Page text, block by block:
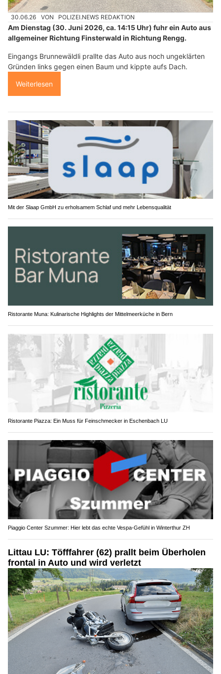
30.06.26 VON POLIZEI.NEWS REDAKTION
Am Dienstag (30. Juni 2026, ca. 14:15 Uhr) fuhr ein Auto aus
allgemeiner Richtung Finsterwald in Richtung Rengg.
Eingangs Brunnewäldli prallte das Auto aus noch ungeklärten
Gründen links gegen einen Baum und kippte aufs Dach.
Weiterlesen
Mit der Slaap GmbH zu erholsamem Schlaf und mehr Lebensqualität
Ristorante Muna: Kulinarische Highlights der Mittelmeerküche in Bern
Ristorante Piazza: Ein Muss für Feinschmecker in Eschenbach LU
Piaggio Center Szummer: Hier lebt das echte Vespa-Gefühl in Winterthur ZH
Littau LU: Töfffahrer (62) prallt beim Überholen
frontal in Auto und wird verletzt